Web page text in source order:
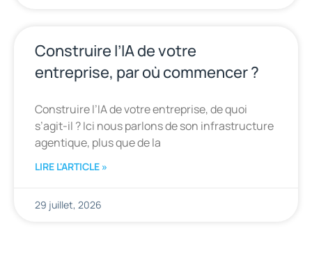
Construire l’IA de votre
entreprise, par où commencer ?
Construire l’IA de votre entreprise, de quoi
s’agit-il ? Ici nous parlons de son infrastructure
agentique, plus que de la
LIRE L'ARTICLE »
29 juillet, 2026